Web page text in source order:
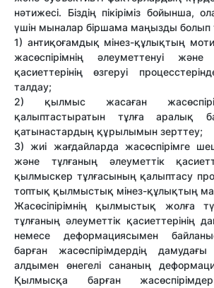
нәтижесі. Біздің пікіріміз бойынша,
үшін мыналар біршама маңызды болып
1) антиқоғамдық мінез-құлықтың
жасөспірімнің әлеуметтенуі
қасиеттерінің өзгеруі
талдау;
2) қылмыс жасаған
қалыптастыратын тұлға аралық
қатынастардың құрылымын зерттеу;
3) жиі жағдайларда жасөспірімге
және тұлғаның әлеуметтік
қылмыскер тұлғасының қалыптасу
топтық қылмыстық мінез-құлықтың
Жасөсіпірімнің қылмыстық жолға
тұлғаның әлеуметтік қасиеттерінің
немесе деформациясымен
барған жасөспірімдердің
алдымен өнегелі сананың
Қылмысқа барған